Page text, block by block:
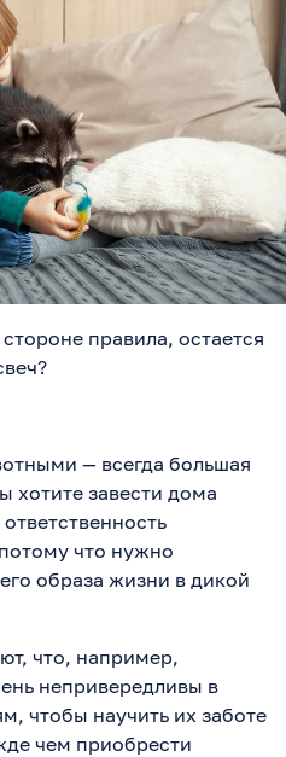
правила, остается
— всегда большая
хотите завести дома
что нужно
образа жизни в дикой
что, например,
непривередливы в
чтобы научить их заботе
чем приобрести